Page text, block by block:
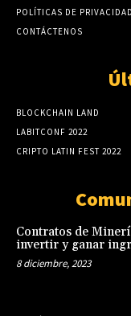
POLÍTICAS DE PRIVACIDAD
CONTÁCTENOS
BLOCKCHAIN LAND
LABITCONF 2022
CRIPTO LATIN FEST 2022
Contratos de
invertir y ganar
8 diciembre, 2023